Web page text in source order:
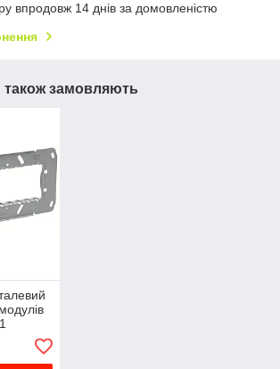
впродовж 14 днів за домовленістю
замовляють